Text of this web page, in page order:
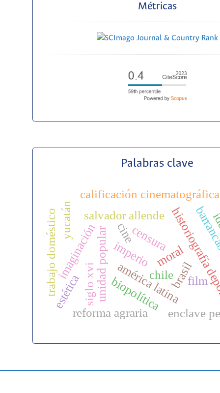
Métricas
Palabras clave
américa latina
censura
calificación cinematográfica
cine
film
chile
salvador allende
unidad popular
enclave
imaginación moral
siglo xvi
trabajo doméstico
reforma agraria
yucatán
brasil
estética
imperio
biopolítica